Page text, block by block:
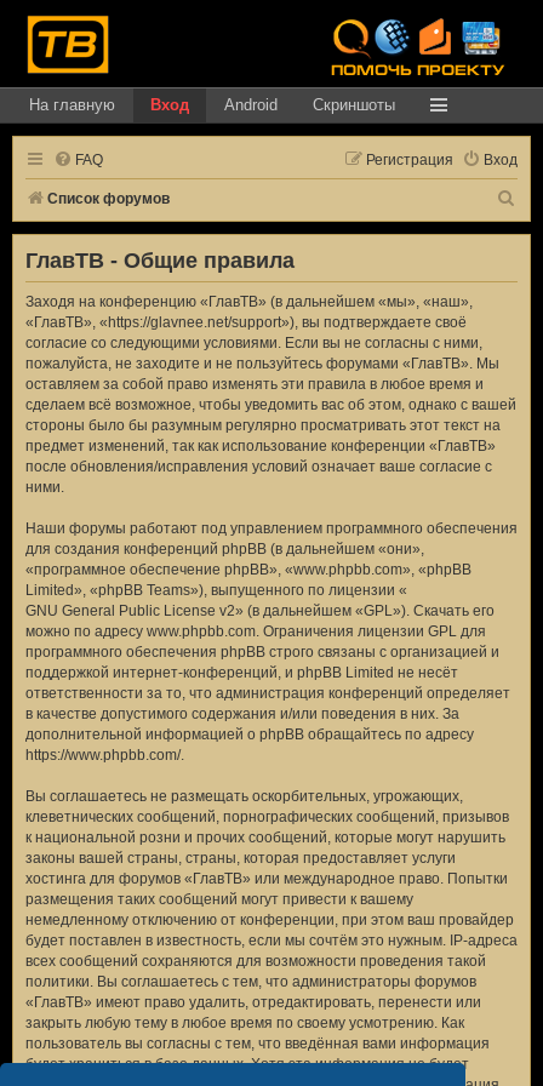
На главную Вход Android Скриншоты
FAQ Вход
Регистрация
Список форумов
ГлавТВ - Общие правила
Заходя на конференцию «ГлавТВ» (в дальнейшем «мы», «наш»,
«ГлавТВ», «https://glavnee.net/support»), вы подтверждаете своё
согласие со следующими условиями. Если вы не согласны с ними,
пожалуйста, не заходите и не пользуйтесь форумами «ГлавТВ». Мы
оставляем за собой право изменять эти правила в любое время и
сделаем всё возможное, чтобы уведомить вас об этом, однако с вашей
стороны было бы разумным регулярно просматривать этот текст на
предмет изменений, так как использование конференции «ГлавТВ»
после обновления/исправления условий означает ваше согласие с
ними.
Наши форумы работают под управлением программного обеспечения
для создания конференций phpBB (в дальнейшем «они»,
«программное обеспечение phpBB», «www.phpbb.com», «phpBB
Limited», «phpBB Teams»), выпущенного по лицензии «
GNU General Public License v2» (в дальнейшем «GPL»). Скачать его
можно по адресу www.phpbb.com. Ограничения лицензии GPL для
программного обеспечения phpBB строго связаны с организацией и
поддержкой интернет-конференций, и phpBB Limited не несёт
ответственности за то, что администрация конференций определяет
в качестве допустимого содержания и/или поведения в них. За
дополнительной информацией о phpBB обращайтесь по адресу
https://www.phpbb.com/.
Вы соглашаетесь не размещать оскорбительных, угрожающих,
клеветнических сообщений, порнографических сообщений, призывов
к национальной розни и прочих сообщений, которые могут нарушить
законы вашей страны, страны, которая предоставляет услуги
хостинга для форумов «ГлавТВ» или международное право. Попытки
размещения таких сообщений могут привести к вашему
немедленному отключению от конференции, при этом ваш провайдер
будет поставлен в известность, если мы сочтём это нужным. IP-адреса
всех сообщений сохраняются для возможности проведения такой
политики. Вы соглашаетесь с тем, что администраторы форумов
«ГлавТВ» имеют право удалить, отредактировать, перенести или
закрыть любую тему в любое время по своему усмотрению. Как
пользователь вы согласны с тем, что введённая вами информация
будет храниться в базе данных. Хотя эта информация не будет